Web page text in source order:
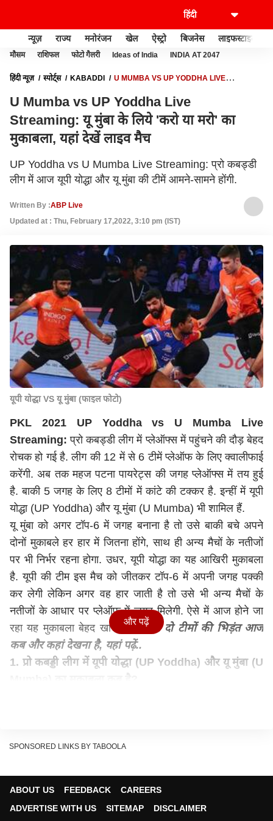
न्यूज़ राज्य मनोरंजन खेल ऐस्ट्रो बिजनेस लाइफस्टाइल
मौसम राशिफल फोटो गैलरी Ideas of India INDIA AT 2047
हिंदी न्यूज़ स्पोर्ट्स KABADDI
U MUMBA VS UP YODDHA LIVE
U Mumba vs UP Yoddha Live
Streaming: यू मुंबा के लिये 'करो या मरो' का
मुकाबला, यहां देखें लाइव मैच
UP Yoddha vs U Mumba Live Streaming: प्रो कबड्डी
लीग में आज यूपी योद्धा और यू मुंबा की टीमें आमने-सामने होंगी.
Written By :ABP Live
Updated at : Thu, February 17,2022, 3:10 pm (IST)
यूपी योद्धा VS यू मुंबा (फाइल फोटो)
PKL 2021 UP Yoddha vs U Mumba Live
Streaming: प्रो कबड्डी लीग में प्लेऑफ्स में पहुंचने की दौड़ बेहद
रोचक हो गई है. लीग की 12 में से 6 टीमें प्लेऑफ के लिए क्वालीफाई
करेंगी. अब तक महज पटना पायरेट्स की जगह प्लेऑफ्स में तय हुई
है. बाकी 5 जगह के लिए 8 टीमों में कांटे की टक्कर है. इन्हीं में यूपी
योद्धा (UP Yoddha) और यू मुंबा (U Mumba) भी शामिल हैं.
यू मुंबा को अगर टॉप-6 में जगह बनाना है तो उसे बाकी बचे अपने
दोनों मुकाबले हर हार में जितना होंगे, साथ ही अन्य मैचों के नतीजों
पर भी निर्भर रहना होगा. उधर, यूपी योद्धा का यह आखिरी मुकाबला
है. यूपी की टीम इस मैच को जीतकर टॉप-6 में अपनी जगह पक्की
कर लेगी लेकिन अगर वह हार जाती है तो उसे भी अन्य मैचों के
नतीजों के आधार पर प्लेऑफ में जगह मिलेगी. ऐसे में आज होने जा
रहा यह मुकाबला बेहद खास रहेगा.इन दो टीमों की भिड़ंत आज
कब और कहां देखना है, यहां पढ़ें..
1. प्रो कबड्डी लीग में यूपी योद्धा (UP Yoddha) और यू मुंबा (U
व्हाइटफील्ड होटल एंड कन्वेंशन सेंटर में खेले जा रहे हैं.
और पढ़ें
SPONSORED LINKS BY TABOOLA
ABOUT US FEEDBACK
CAREERS
ADVERTISE WITH US
SITEMAP DISCLAIMER